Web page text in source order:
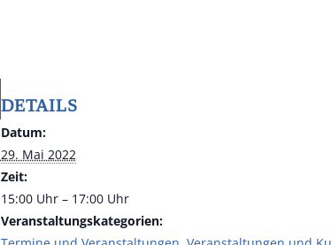
DETAILS
Datum:
29. Mai 2022
Zeit:
15:00 Uhr – 17:00 Uhr
Veranstaltungskategorien: